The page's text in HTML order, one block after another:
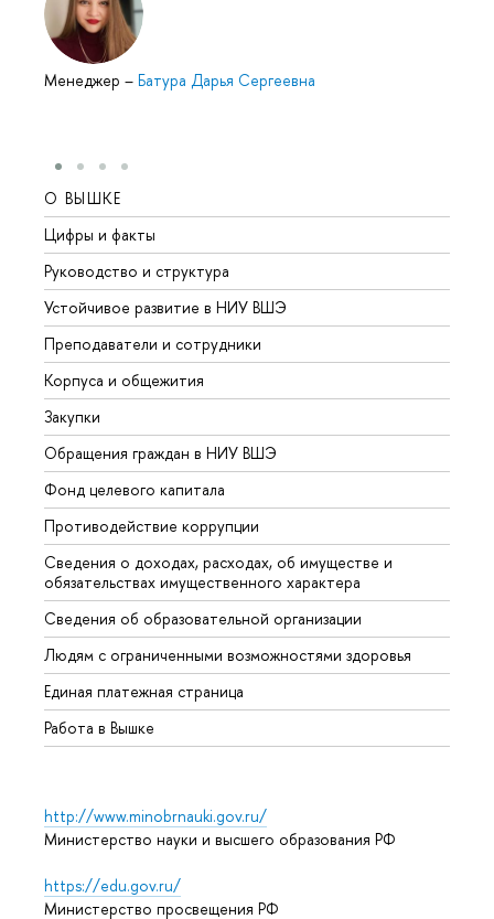
Менеджер – Батура Дарья Сергеевна
О ВЫШКЕ
Цифры и факты
Руководство и структура
Устойчивое развитие в НИУ ВШЭ
Преподаватели и сотрудники
Корпуса и общежития
Закупки
Обращения граждан в НИУ ВШЭ
Фонд целевого капитала
Противодействие коррупции
Сведения о доходах, расходах, об имуществе и
обязательствах имущественного характера
Сведения об образовательной организации
Людям с ограниченными возможностями здоровья
Единая платежная страница
Работа в Вышке
http://www.minobrnauki.gov.ru/
Министерство науки и высшего образования РФ
https://edu.gov.ru/
Министерство просвещения РФ